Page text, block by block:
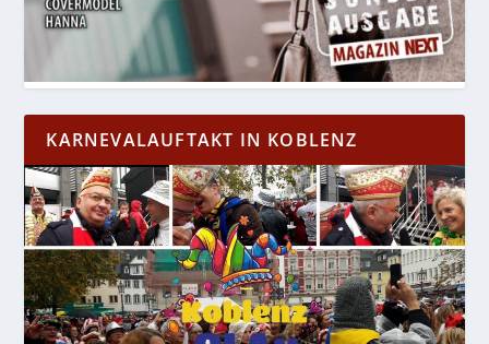
KARNEVALAUFTAKT IN KOBLENZ